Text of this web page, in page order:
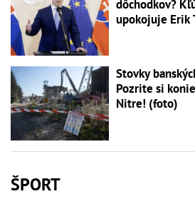
dôchodkov?
upokojuje Erik
Stovky
Pozrite si
Nitre! (foto)
ŠPORT